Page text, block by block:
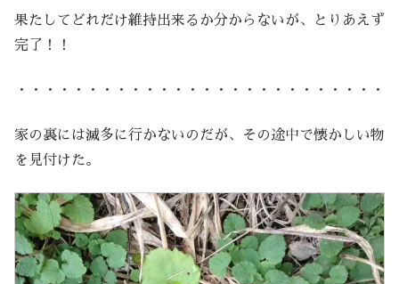
果たしてどれだけ維持出来るか分からないが、とりあえず
完了！！
・・・・・・・・・・・・・・・・・・・・・・・・・・
家の裏には滅多に行かないのだが、その途中で懐かしい物
を見付けた。